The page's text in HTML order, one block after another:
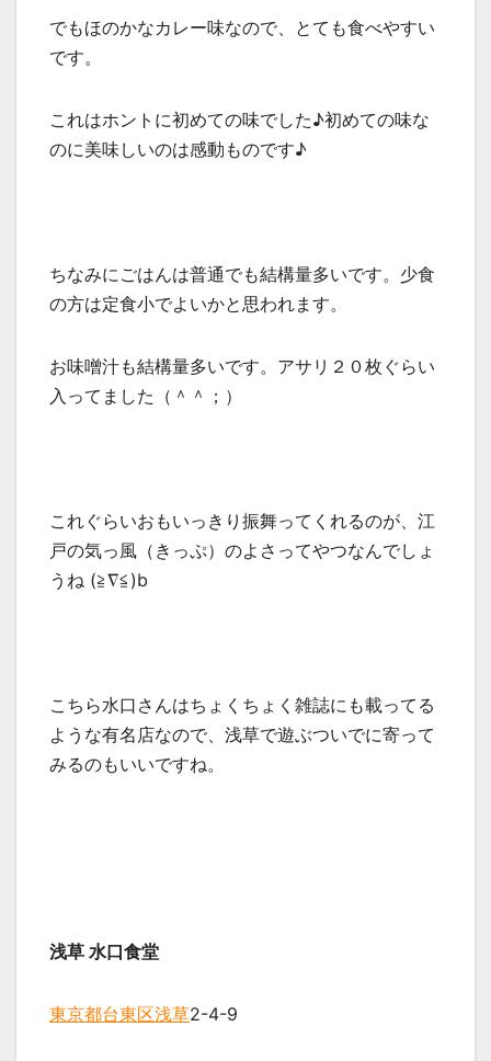
でもほのかなカレー味なので、とても食べやすい
です。
これはホントに初めての味でした♪初めての味な
のに美味しいのは感動ものです♪
ちなみにごはんは普通でも結構量多いです。少食
の方は定食小でよいかと思われます。
お味噌汁も結構量多いです。アサリ２０枚ぐらい
入ってました（＾＾；）
これぐらいおもいっきり振舞ってくれるのが、江
戸の気っ風（きっぷ）のよさってやつなんでしょ
うね (≧∇≦)b
こちら水口さんはちょくちょく雑誌にも載ってる
ような有名店なので、浅草で遊ぶついでに寄って
みるのもいいですね。
浅草 水口食堂
東京都台東区浅草2-4-9